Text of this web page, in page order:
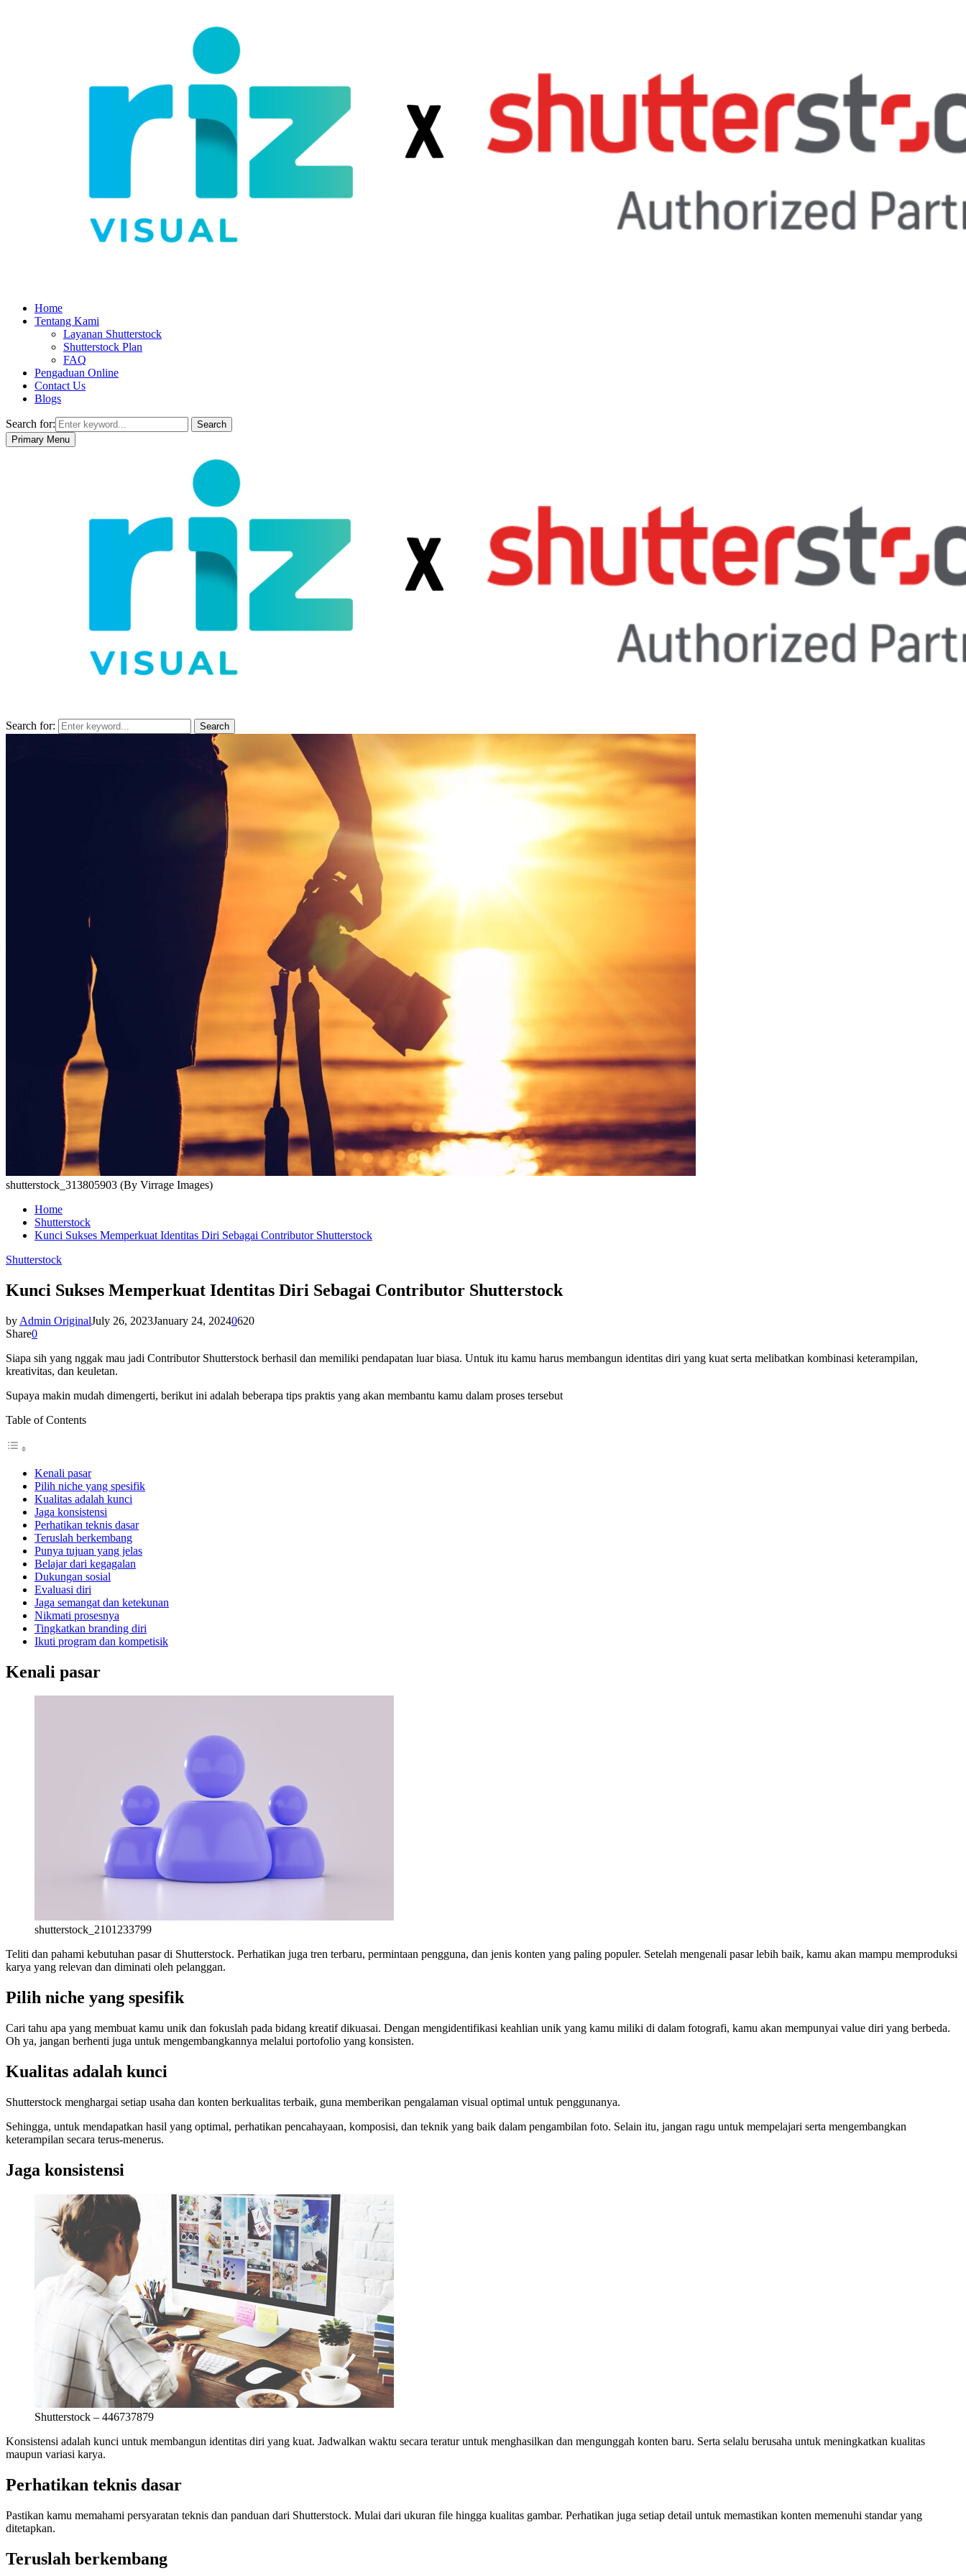
Home
Tentang Kami
Layanan Shutterstock
Shutterstock Plan
FAQ
Pengaduan Online
Contact Us
Blogs
Search for:
Search
Primary Menu
Search for: Search
shutterstock_313805903 (By Virrage Images)
Home
Shutterstock
Kunci Sukses Memperkuat Identitas Diri Sebagai Contributor Shutterstock
Shutterstock
Kunci Sukses Memperkuat Identitas Diri Sebagai Contributor Shutterstock
by Admin OriginalJuly 26, 2023January 24, 20240620
Share0
Siapa sih yang nggak mau jadi Contributor Shutterstock berhasil dan memiliki pendapatan luar biasa. Untuk itu kamu harus membangun identitas diri yang kuat serta melibatkan kombinasi keterampilan,
kreativitas, dan keuletan.
Supaya makin mudah dimengerti, berikut ini adalah beberapa tips praktis yang akan membantu kamu dalam proses tersebut
Table of Contents
Kenali pasar
Pilih niche yang spesifik
Kualitas adalah kunci
Jaga konsistensi
Perhatikan teknis dasar
Teruslah berkembang
Punya tujuan yang jelas
Belajar dari kegagalan
Dukungan sosial
Evaluasi diri
Jaga semangat dan ketekunan
Nikmati prosesnya
Tingkatkan branding diri
Ikuti program dan kompetisik
Kenali pasar
shutterstock_2101233799
Teliti dan pahami kebutuhan pasar di Shutterstock. Perhatikan juga tren terbaru, permintaan pengguna, dan jenis konten yang paling populer. Setelah mengenali pasar lebih baik, kamu akan mampu memproduksi
karya yang relevan dan diminati oleh pelanggan.
Pilih niche yang spesifik
Cari tahu apa yang membuat kamu unik dan fokuslah pada bidang kreatif dikuasai. Dengan mengidentifikasi keahlian unik yang kamu miliki di dalam fotografi, kamu akan mempunyai value diri yang berbeda.
Oh ya, jangan berhenti juga untuk mengembangkannya melalui portofolio yang konsisten.
Kualitas adalah kunci
Shutterstock menghargai setiap usaha dan konten berkualitas terbaik, guna memberikan pengalaman visual optimal untuk penggunanya.
Sehingga, untuk mendapatkan hasil yang optimal, perhatikan pencahayaan, komposisi, dan teknik yang baik dalam pengambilan foto. Selain itu, jangan ragu untuk mempelajari serta mengembangkan
keterampilan secara terus-menerus.
Jaga konsistensi
Shutterstock – 446737879
Konsistensi adalah kunci untuk membangun identitas diri yang kuat. Jadwalkan waktu secara teratur untuk menghasilkan dan mengunggah konten baru. Serta selalu berusaha untuk meningkatkan kualitas
maupun variasi karya.
Perhatikan teknis dasar
Pastikan kamu memahami persyaratan teknis dan panduan dari Shutterstock. Mulai dari ukuran file hingga kualitas gambar. Perhatikan juga setiap detail untuk memastikan konten memenuhi standar yang
ditetapkan.
Teruslah berkembang